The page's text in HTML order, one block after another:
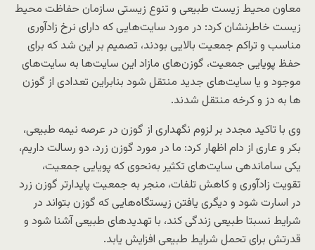
معاون محیط زیست طبیعی و تنوع زیستی سازمان حفاظت محیط
زیست خاطرنشان کرد: در مورد سایت‌هایی که دارای نرخ زادآوری
مناسب و تراکم جمعیت بالایی بودند، تصمیم بر این شد که برای
حفظ پویایی جمعیت، گوزن‌های مازاد این سایت‌ها به سایت‌های
موجود و یا سایت‌های جدید منتقل شود بنابراین تعدادی از گوزن
ها به دز و کرخه منتقل شدند.
وی با تاکید مجدد بر لزوم نگهداری از گوزن در عرصه نیمه طبیعی،
بکر و عاری از دام اظهار کرد: ما در مورد گوزن زرد، دو رسالت داریم،
یکی ساماندهی سایت‌های تکثیر به‌نحوی که پویایی جمعیت،
تقویت زادآوری و کاهش تلفات، منجر به جمعیت پایدارتر گوزن زرد
در اسارت شود و دیگری یافتن زیستگاه‌هایی که گوزن بتواند در
شرایط نسبتا طبیعی زندگی کند، با تهدیدهای طبیعی آشنا شود و
قدرتش برای تحمل شرایط طبیعی افزایش یابد.